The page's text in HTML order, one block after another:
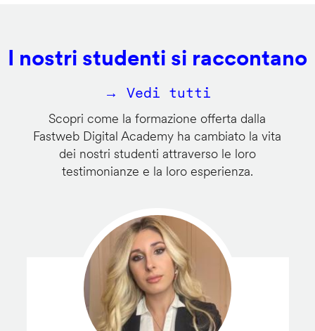
I nostri studenti si raccontano
→ Vedi tutti
Scopri come la formazione offerta dalla
Fastweb Digital Academy ha cambiato la vita
dei nostri studenti attraverso le loro
testimonianze e la loro esperienza.